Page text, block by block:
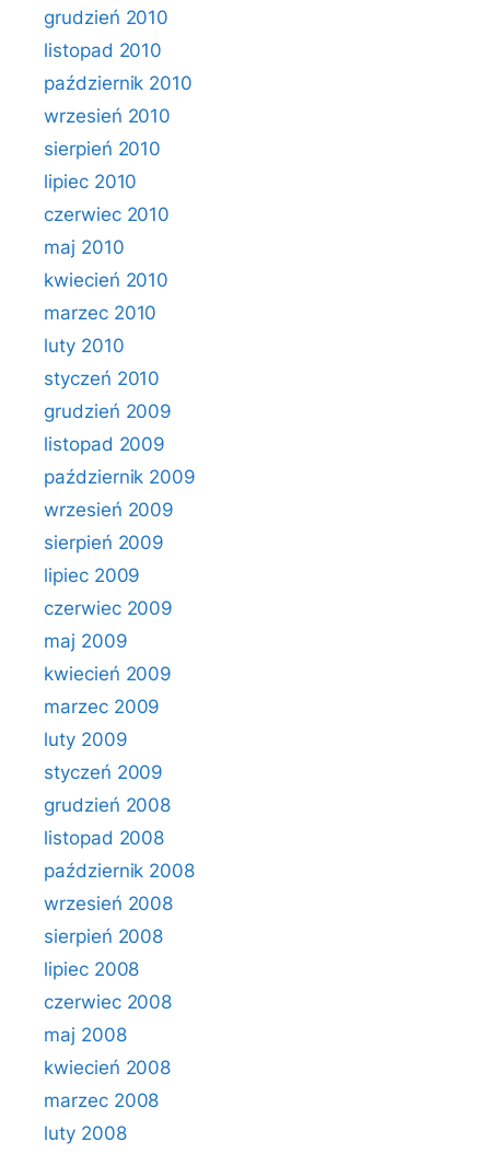
grudzień 2010
listopad 2010
październik 2010
wrzesień 2010
sierpień 2010
lipiec 2010
czerwiec 2010
maj 2010
kwiecień 2010
marzec 2010
luty 2010
styczeń 2010
grudzień 2009
listopad 2009
październik 2009
wrzesień 2009
sierpień 2009
lipiec 2009
czerwiec 2009
maj 2009
kwiecień 2009
marzec 2009
luty 2009
styczeń 2009
grudzień 2008
listopad 2008
październik 2008
wrzesień 2008
sierpień 2008
lipiec 2008
czerwiec 2008
maj 2008
kwiecień 2008
marzec 2008
luty 2008